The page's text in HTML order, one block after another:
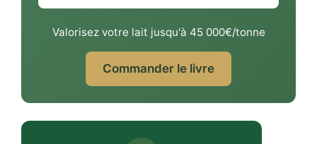
Valorisez votre lait jusqu'à 45 000€/tonne
Commander le livre